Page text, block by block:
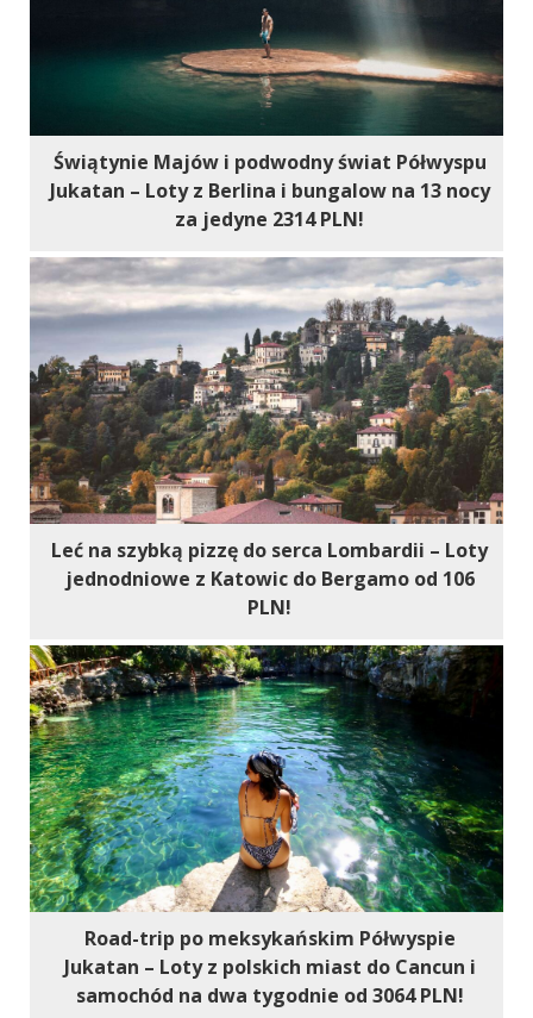
Świątynie Majów i podwodny świat Półwyspu
Jukatan – Loty z Berlina i bungalow na 13 nocy
za jedyne 2314 PLN!
Leć na szybką pizzę do serca Lombardii – Loty
jednodniowe z Katowic do Bergamo od 106
PLN!
Road-trip po meksykańskim Półwyspie
Jukatan – Loty z polskich miast do Cancun i
samochód na dwa tygodnie od 3064 PLN!